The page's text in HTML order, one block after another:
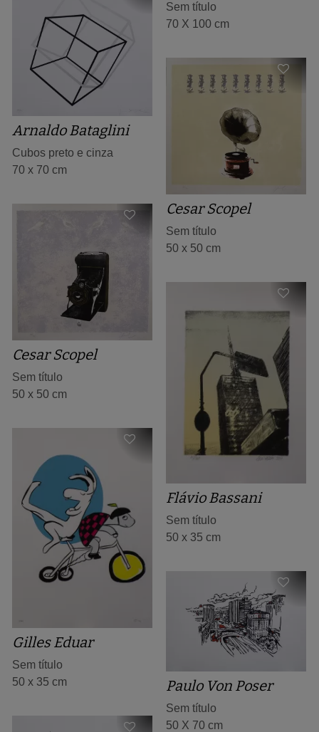
Sem título
70 X 100 cm
Arnaldo Bataglini
Cubos preto e cinza
70 x 70 cm
Cesar Scopel
Sem título
50 x 50 cm
Cesar Scopel
Sem título
50 x 50 cm
Flávio Bassani
Sem título
50 x 35 cm
Gilles Eduar
Sem título
50 x 35 cm
Paulo Von Poser
Sem título
50 X 70 cm